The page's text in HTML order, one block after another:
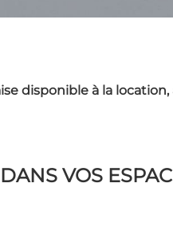
disponible à la
VOS